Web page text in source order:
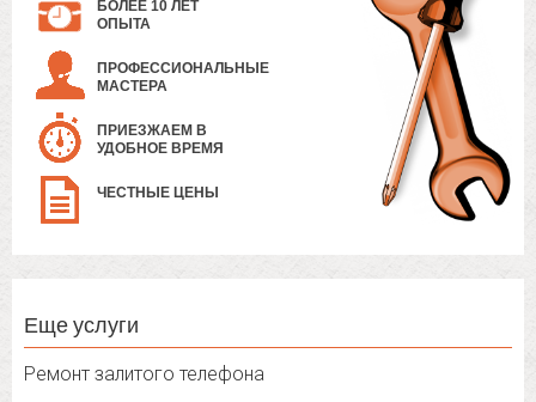
БОЛЕЕ 10 ЛЕТ
ОПЫТА
ПРОФЕССИОНАЛЬНЫЕ
МАСТЕРА
ПРИЕЗЖАЕМ В
УДОБНОЕ ВРЕМЯ
ЧЕСТНЫЕ ЦЕНЫ
Еще услуги
Ремонт залитого телефона